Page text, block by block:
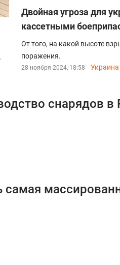
Двойная угроза для
кассетными
От того, на какой высоте
поражения.
28 ноября 2024, 18:58 Украина
снарядов